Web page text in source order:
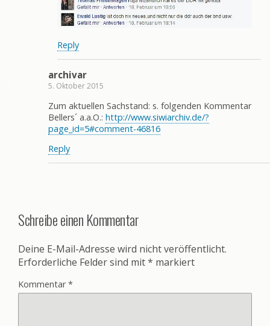
Reply
archivar
5. Oktober 2015
Zum aktuellen Sachstand: s. folgenden Kommentar
Bellers´ a.a.O.: http://www.siwiarchiv.de/?
page_id=5#comment-46816
Reply
Schreibe einen Kommentar
Deine E-Mail-Adresse wird nicht veröffentlicht.
Erforderliche Felder sind mit* markiert
Kommentar*